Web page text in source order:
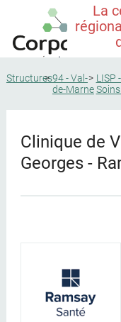
La
Structures94 - Val-
de-Marne
LISP
Clinique de
Georges -